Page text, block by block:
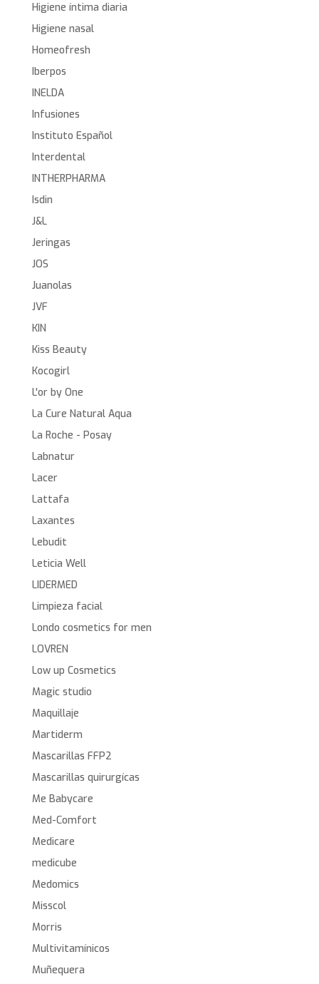
Higiene íntima diaria
Higiene nasal
Homeofresh
Iberpos
INELDA
Infusiones
Instituto Español
Interdental
INTHERPHARMA
Isdin
J&L
Jeringas
JOS
Juanolas
JVF
KIN
Kiss Beauty
Kocogirl
L'or by One
La Cure Natural Aqua
La Roche - Posay
Labnatur
Lacer
Lattafa
Laxantes
Lebudit
Leticia Well
LIDERMED
Limpieza facial
Londo cosmetics for men
LOVREN
Low up Cosmetics
Magic studio
Maquillaje
Martiderm
Mascarillas FFP2
Mascarillas quirurgícas
Me Babycare
Med-Comfort
Medicare
medicube
Medomics
Misscol
Morris
Multivitamínicos
Muñequera